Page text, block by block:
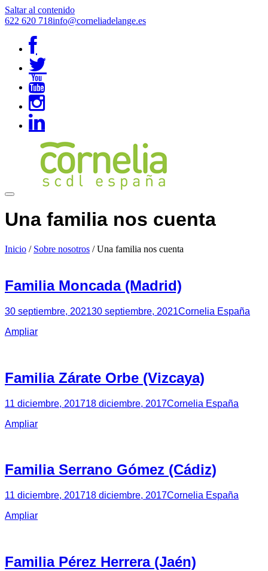
Saltar al contenido
622 620 718info@corneliadelange.es
Una familia nos cuenta
Inicio / Sobre nosotros / Una familia nos cuenta
Familia Moncada (Madrid)
30 septiembre, 202130 septiembre, 2021Cornelia España
Ampliar
Familia Zárate Orbe (Vizcaya)
11 diciembre, 201718 diciembre, 2017Cornelia España
Ampliar
Familia Serrano Gómez (Cádiz)
11 diciembre, 201718 diciembre, 2017Cornelia España
Ampliar
Familia Pérez Herrera (Jaén)